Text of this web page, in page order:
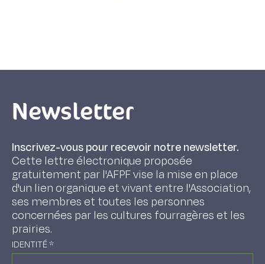
Newsletter
Inscrivez-vous pour recevoir notre newsletter.
Cette lettre électronique proposée
gratuitement par l'AFPF vise la mise en place
d'un lien organique et vivant entre l'Association,
ses membres et toutes les personnes
concernées par les cultures fourragères et les
prairies.
IDENTITÉ*